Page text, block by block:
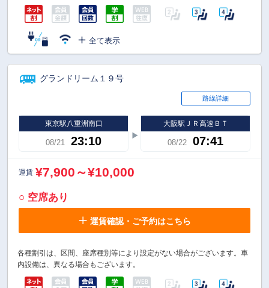
全て表示
グランドリーム１９号
路線詳細
東京駅八重洲南口
08/21 23:10
大阪駅ＪＲ高速ＢＴ
08/22 07:41
運賃 ¥7,900～¥10,000
○ 空席あり
運賃確認・ご予約はこちら
各種割引は、区間、座席種別等により設定がない場合がございます。車
内設備は、異なる場合もございます。